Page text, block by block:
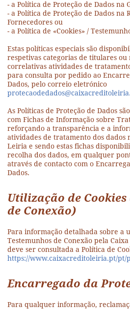
- a Política de Proteção de Dados na
- a Política de Proteção de Dados na
Fornecedores ou
- a Política de «Cookies» /
Estas políticas especiais são
respetivas categorias de titulares ou
correlativas atividades de
para consulta por pedido ao
Dados, pelo correio eletrónico
As Políticas de Proteção de Dados
com Fichas de Informação sobre
reforçando a transparência e a
atividades de tratamento dos dados
Leiria e sendo estas fichas
recolha dos dados, em qualquer
através de contacto com o
Dados.
Utilização de Cookies
de Conexão)
Para informação detalhada sobre a
Testemunhos de Conexão pela
deve ser consultada a Política de
https://www.caixacreditoleiria.pt/pt/
Encarregado da
Para qualquer informação,